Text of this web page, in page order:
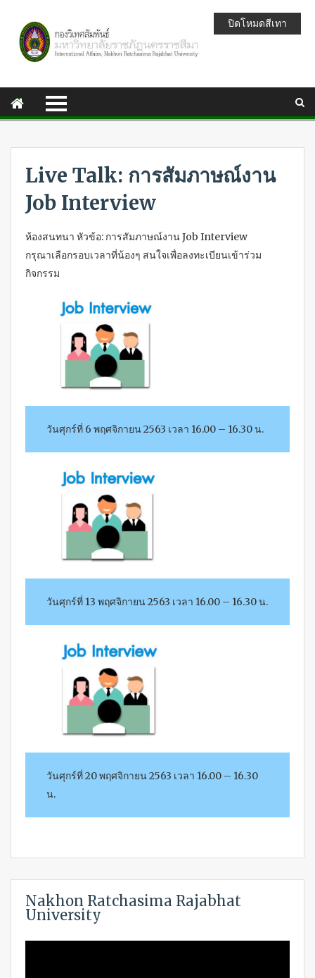
Live Talk: การสัมภาษณ์งาน
Job Interview
ห้องสนทนา หัวข้อ: การสัมภาษณ์งาน Job Interview
กรุณาเลือกรอบเวลาที่น้องๆ สนใจเพื่อลงทะเบียนเข้าร่วม
กิจกรรม
วันศุกร์ที่ 6 พฤศจิกายน 2563 เวลา 16.00 – 16.30 น.
วันศุกร์ที่ 13 พฤศจิกายน 2563 เวลา 16.00 – 16.30 น.
วันศุกร์ที่ 20 พฤศจิกายน 2563 เวลา 16.00 – 16.30
น.
Nakhon Ratchasima Rajabhat
University
ปิดโหมดสีเทา